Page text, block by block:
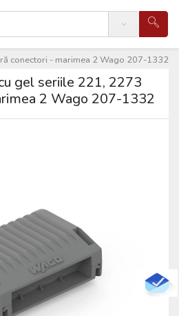
Search
conectori - marimea 2 Wago 207-1332
gel seriile 221, 2273
2 Wago 207-1332